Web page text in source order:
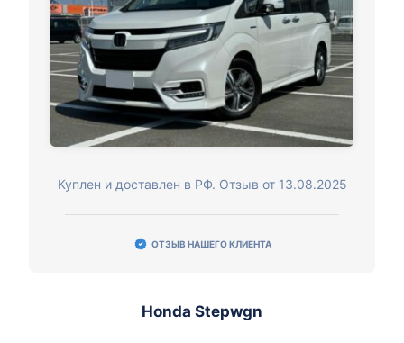
Куплен и доставлен в РФ. Отзыв от 13.08.2025
ОТЗЫВ НАШЕГО КЛИЕНТА
Honda Stepwgn